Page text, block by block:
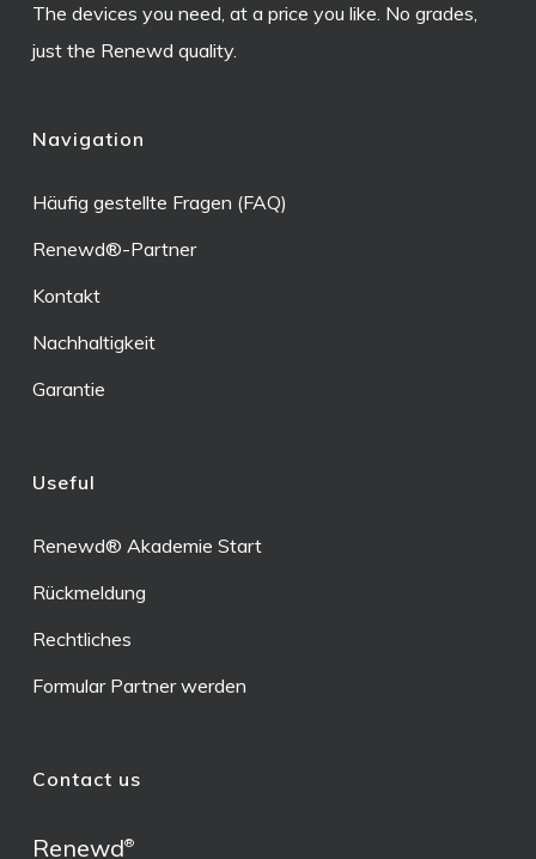
The devices you need, at a price you like. No grades,
just the Renewd quality.
Navigation
Häufig gestellte Fragen (FAQ)
Renewd®-Partner
Kontakt
Nachhaltigkeit
Garantie
Useful
Renewd® Akademie Start
Rückmeldung
Rechtliches
Formular Partner werden
Contact us
Renewd®